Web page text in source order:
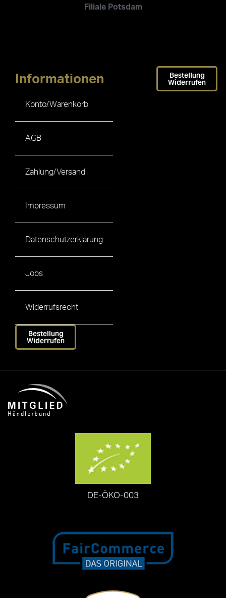
Filiale Potsdam
Informationen
Konto/Warenkorb
AGB
Zahlung/Versand
Impressum
Datenschutzerklärung
Jobs
Widerrufsrecht
Bestellung
Widerrufen
Bestellung
Widerrufen
DE-ÖKO-003